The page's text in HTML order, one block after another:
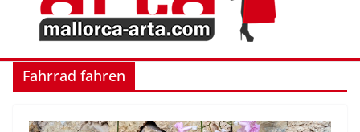
Fahrrad fahren